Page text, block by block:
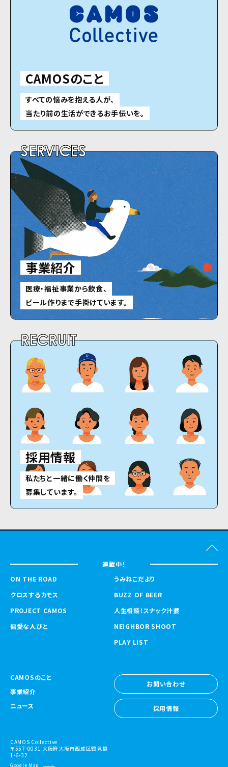
CAMOSのこと
すべての悩みを抱える人が、
当たり前の生活ができるお手伝いを。
SERVICES
事業紹介
医療・福祉事業から飲食、
ビール作りまで手掛けています。
RECRUIT
採用情報
私たちと一緒に働く仲間を
募集しています。
連載中！
ON THE ROAD
クロスするカモス
PROJECT CAMOS
偏愛な人びと
うみねこだより
BUZZ OF BEER
人生相談！スナック汁婆
NEIGHBOR SHOOT
PLAY LIST
CAMOSのこと
事業紹介
ニュース
お問い合わせ
お問い合わせ
採用情報
CAMOS Collective
〒557-0031 大阪府大阪市西成区鶴見橋
1-6-32
Google Map